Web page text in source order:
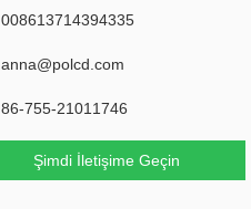
008613714394335
anna@polcd.com
86-755-21011746
Şimdi İletişime Geçin